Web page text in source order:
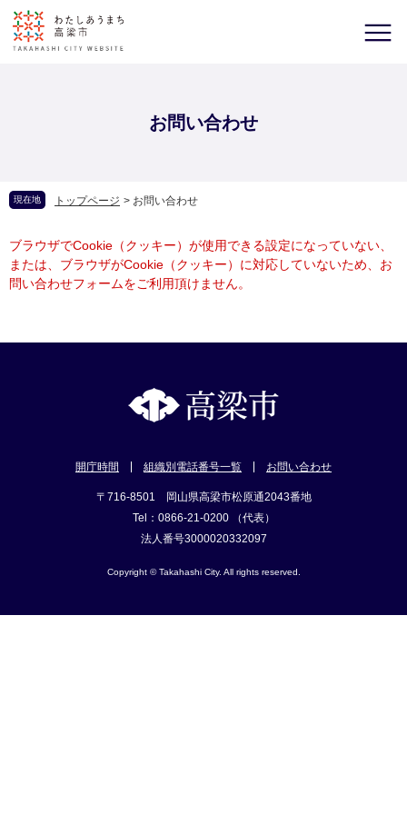
お問い合わせ
現在地 トップページ > お問い合わせ
ブラウザでCookie（クッキー）が使用できる設定になっていない、
または、ブラウザがCookie（クッキー）に対応していないため、お
問い合わせフォームをご利用頂けません。
開庁時間 組織別電話番号一覧 お問い合わせ
〒716-8501 岡山県高梁市松原通2043番地
Tel：0866-21-0200 （代表）
法人番号3000020332097
Copyright © Takahashi City. All rights reserved.